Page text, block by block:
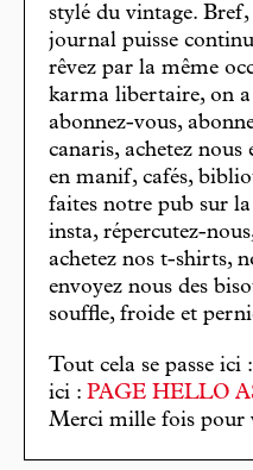
stylé du vintage. Bref,
journal puisse
rêvez par la même
karma libertaire, on a
abonnez-vous,
canaris, achetez
en manif, cafés,
faites notre pub sur
insta, répercutez-
achetez nos t-shirts,
envoyez nous des
souffle, froide et
Tout cela se passe ici :
ici : PAGE HELLO
Merci mille fois pour